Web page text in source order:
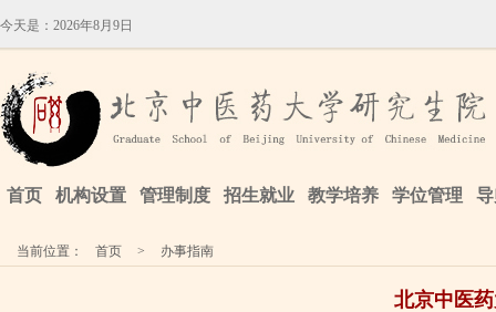
今天是： 2026年8月9日
首页 机构设置 管理制度 招生就业 教学培养 学位管理
当前位置： 首页 > 办事指南
北京中医